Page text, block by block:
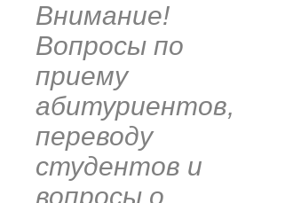
Внимание!
Вопросы по
приему
абитуриентов,
переводу
студентов и
вопросы о